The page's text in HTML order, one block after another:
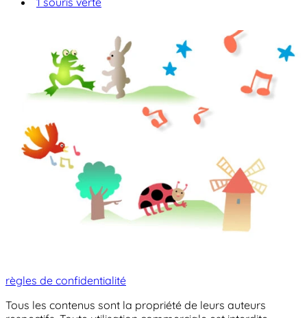
règles de confidentialité
Tous les contenus sont la propriété de leurs auteurs